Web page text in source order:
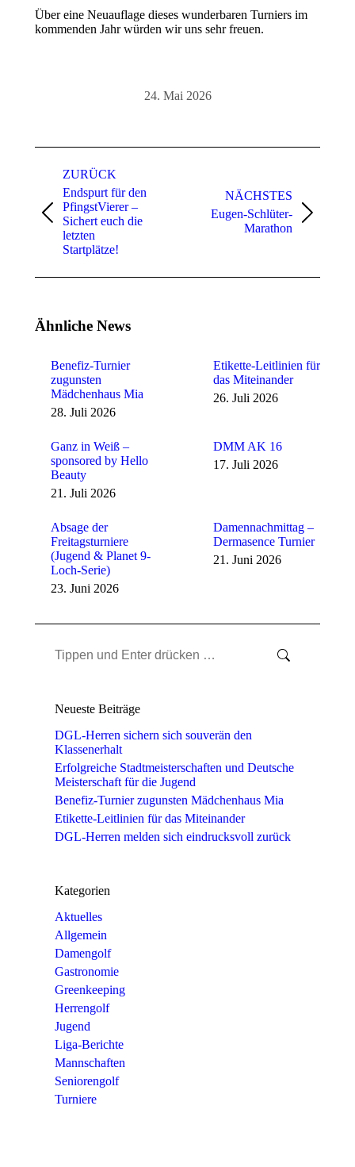
Über eine Neuauflage dieses wunderbaren Turniers im
kommenden Jahr würden wir uns sehr freuen.
24. Mai 2026
ZURÜCK
Vorheriger
Beitrag:
Endspurt für den
PfingstVierer –
Sichert euch die
letzten
Startplätze!
NÄCHSTES
Nächster
Eugen-Schlüter-
Marathon
Ähnliche News
Benefiz-Turnier
zugunsten
Mädchenhaus Mia
28. Juli 2026
Etikette-Leitlinien für
das Miteinander
26. Juli 2026
Ganz in Weiß –
sponsored by Hello
Beauty
21. Juli 2026
DMM AK 16
17. Juli 2026
Absage der
Freitagsturniere
(Jugend & Planet 9-
Loch-Serie)
23. Juni 2026
Damennachmittag –
Dermasence Turnier
21. Juni 2026
Search:
Neueste Beiträge
DGL-Herren sichern sich souverän den
Klassenerhalt
Erfolgreiche Stadtmeisterschaften und Deutsche
Meisterschaft für die Jugend
Benefiz-Turnier zugunsten Mädchenhaus Mia
Etikette-Leitlinien für das Miteinander
DGL-Herren melden sich eindrucksvoll zurück
Kategorien
Aktuelles
Allgemein
Damengolf
Gastronomie
Greenkeeping
Herrengolf
Jugend
Liga-Berichte
Mannschaften
Seniorengolf
Turniere